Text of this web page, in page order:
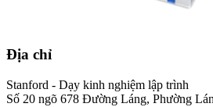
Địa chỉ
Stanford - Dạy kinh nghiệm lập trình
Số 20 ngõ 678 Đường Láng, Phường